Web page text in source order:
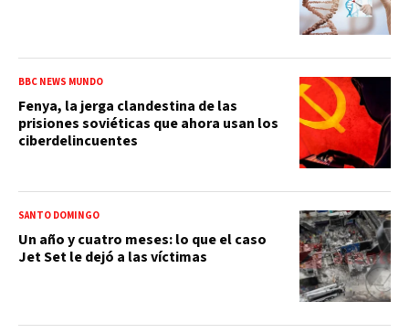
BBC NEWS MUNDO
Fenya, la jerga clandestina de las
prisiones soviéticas que ahora usan los
ciberdelincuentes
SANTO DOMINGO
Un año y cuatro meses: lo que el caso
Jet Set le dejó a las víctimas